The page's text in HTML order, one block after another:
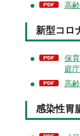
高
新型コロ
保
庭
高
感染性胃